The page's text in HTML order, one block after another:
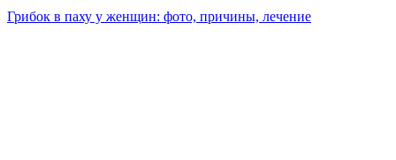
Грибок в паху у женщин: фото, причины, лечение